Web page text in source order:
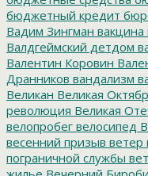
бюджетный кредит
Вадим Зингман вакцина
Валдгеймский детдом
Валентин Коровин
Дранников вандализм
Великан Великая
революция Великая
велопробег велосипед
весенний призыв ветер
пограничной службы